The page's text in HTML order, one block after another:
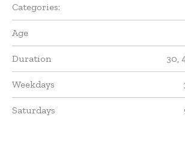
Categories:
Age
Duration 30,
Weekdays
Saturdays